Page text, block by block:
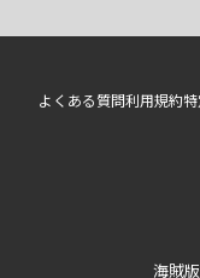
よくある質問利用規約
海賊